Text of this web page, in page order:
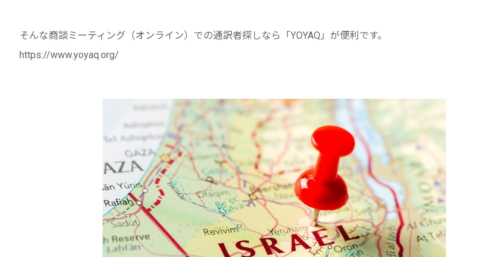
そんな商談ミーティング（オンライン）での通訳者探しなら「YOYAQ」が便利です。
https://www.yoyaq.org/